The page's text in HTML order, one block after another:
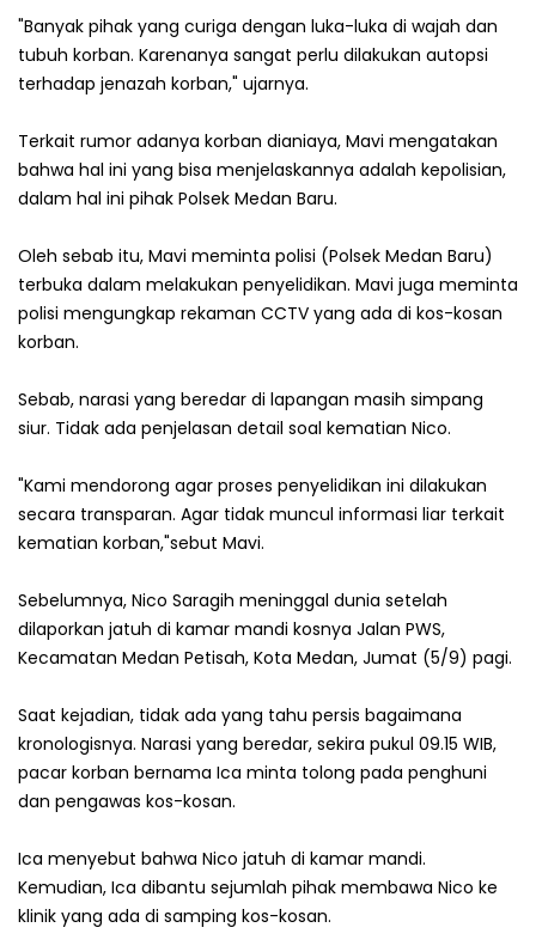
"Banyak pihak yang curiga dengan luka-luka di wajah dan
tubuh korban. Karenanya sangat perlu dilakukan autopsi
terhadap jenazah korban," ujarnya.
Terkait rumor adanya korban dianiaya, Mavi mengatakan
bahwa hal ini yang bisa menjelaskannya adalah kepolisian,
dalam hal ini pihak Polsek Medan Baru.
Oleh sebab itu, Mavi meminta polisi (Polsek Medan Baru)
terbuka dalam melakukan penyelidikan. Mavi juga meminta
polisi mengungkap rekaman CCTV yang ada di kos-kosan
korban.
Sebab, narasi yang beredar di lapangan masih simpang
siur. Tidak ada penjelasan detail soal kematian Nico.
"Kami mendorong agar proses penyelidikan ini dilakukan
secara transparan. Agar tidak muncul informasi liar terkait
kematian korban,"sebut Mavi.
Sebelumnya, Nico Saragih meninggal dunia setelah
dilaporkan jatuh di kamar mandi kosnya Jalan PWS,
Kecamatan Medan Petisah, Kota Medan, Jumat (5/9) pagi.
Saat kejadian, tidak ada yang tahu persis bagaimana
kronologisnya. Narasi yang beredar, sekira pukul 09.15 WIB,
pacar korban bernama Ica minta tolong pada penghuni
dan pengawas kos-kosan.
Ica menyebut bahwa Nico jatuh di kamar mandi.
Kemudian, Ica dibantu sejumlah pihak membawa Nico ke
klinik yang ada di samping kos-kosan.